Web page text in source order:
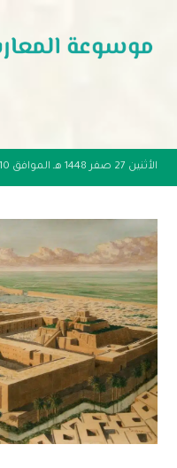
الأثنين 27 صفر 1448 هـ الموافق 10 أغسطس 2026 مـ